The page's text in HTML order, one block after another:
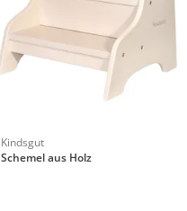
Kindsgut
Schemel aus Holz